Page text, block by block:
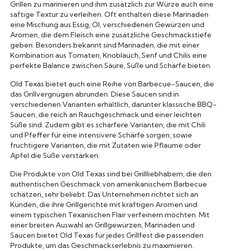
Grillen zu marinieren und ihm zusätzlich zur Würze auch eine
saftige Textur zu verleihen. Oft enthalten diese Marinaden
eine Mischung aus Essig, Öl, verschiedenen Gewürzen und
Aromen, die dem Fleisch eine zusätzliche Geschmackstiefe
geben. Besonders bekannt sind Marinaden, die mit einer
Kombination aus Tomaten, Knoblauch, Senf und Chilis eine
perfekte Balance zwischen Säure, Süße und Schärfe bieten.
Old Texas bietet auch eine Reihe von Barbecue-Saucen, die
das Grillvergnügen abrunden. Diese Saucen sind in
verschiedenen Varianten erhältlich, darunter klassische BBQ-
Saucen, die reich an Rauchgeschmack und einer leichten
Süße sind. Zudem gibt es schärfere Varianten, die mit Chili
und Pfeffer für eine intensivere Schärfe sorgen, sowie
fruchtigere Varianten, die mit Zutaten wie Pflaume oder
Apfel die Süße verstärken.
Die Produkte von Old Texas sind bei Grillliebhabern, die den
authentischen Geschmack von amerikanischem Barbecue
schätzen, sehr beliebt. Das Unternehmen richtet sich an
Kunden, die ihre Grillgerichte mit kräftigen Aromen und
einem typischen Texanischen Flair verfeinern möchten. Mit
einer breiten Auswahl an Grillgewürzen, Marinaden und
Saucen bietet Old Texas für jedes Grillfest die passenden
Produkte, um das Geschmackserlebnis zu maximieren.